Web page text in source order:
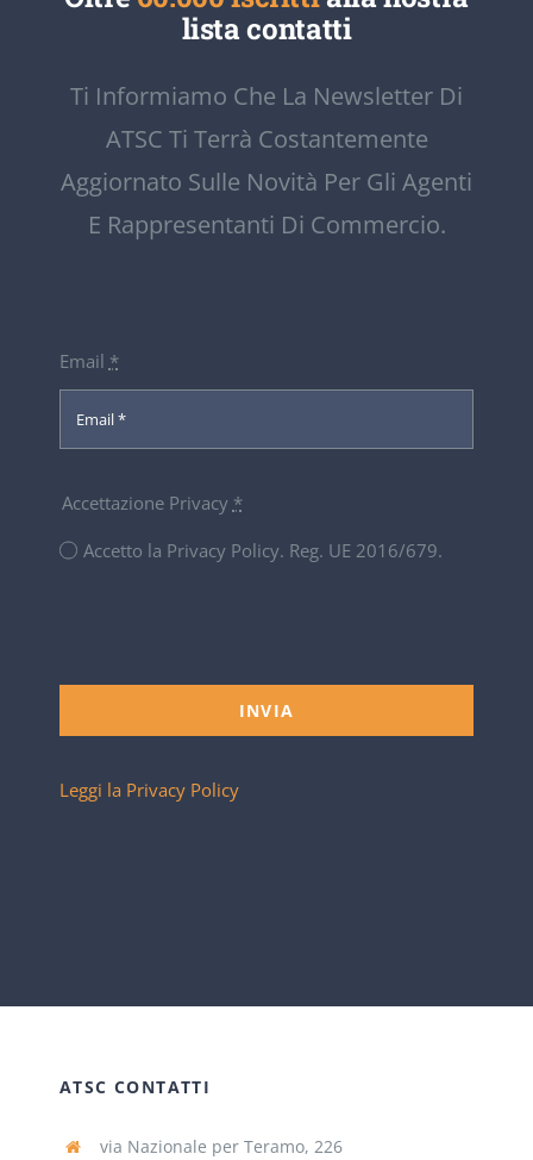
lista contatti
Ti Informiamo Che La Newsletter Di
ATSC Ti Terrà Costantemente
Aggiornato Sulle Novità Per Gli Agenti
E Rappresentanti Di Commercio.
Email *
Accettazione Privacy *
Accetto la Privacy Policy. Reg. UE 2016/679.
INVIA
Leggi la Privacy Policy
ATSC CONTATTI
via Nazionale per Teramo, 226